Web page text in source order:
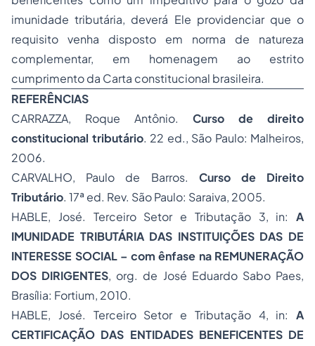
imunidade tributária, deverá Ele providenciar que o
requisito venha disposto em norma de natureza
complementar, em homenagem ao estrito
cumprimento da Carta constitucional brasileira.
REFERÊNCIAS
CARRAZZA, Roque Antônio. Curso de direito
constitucional tributário. 22 ed., São Paulo: Malheiros,
2006.
CARVALHO, Paulo de Barros. Curso de Direito
Tributário. 17ª ed. Rev. São Paulo: Saraiva, 2005.
HABLE, José. Terceiro Setor e Tributação 3, in: A
IMUNIDADE TRIBUTÁRIA DAS INSTITUIÇÕES DAS DE
INTERESSE SOCIAL – com ênfase na REMUNERAÇÃO
DOS DIRIGENTES, org. de José Eduardo Sabo Paes,
Brasília: Fortium, 2010.
HABLE, José. Terceiro Setor e Tributação 4, in: A
CERTIFICAÇÃO DAS ENTIDADES BENEFICENTES DE